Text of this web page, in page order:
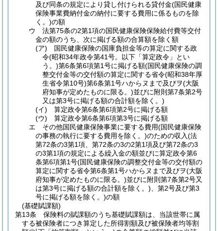
及び同条の規定により貸し付けられる貸付金(国民健康
保険事業費納付金の納付に要する費用に係るものを除
く。)の額
ウ
法第75条の2第1項の国民健康保険保険給付費等交付
金の額のうち、次に掲げる額の合算額を除く額
(ア)
国民健康保険の国庫負担金等の算定に関する政
令(昭和34年政令第41号。以下「算定政令」とい
う。)第6条第6項第1号に掲げる額(国民健康保険の調
整交付金等の交付額の算定に関する省令(昭和38年厚
生省令第10号)第6条第1号ハからヌまで及びヲ(大阪
府知事が定めたものに限る。)並びに附則第7条第2号
又は第3号に掲げる額の合計額を除く。)
(イ)
算定政令第6条第6項第2号に掲げる額
(ウ)
算定政令第6条第6項第3号に掲げる額
エ
その他国民健康保険事業に要する費用(国民健康保険
の事務の執行に要する費用を除く。)のための収入(法
第72条の3第1項、第72条の3の2第1項及び第72条の3
の3第1項の規定による繰入金の額並びに算定政令第6
条第6項第1号(国民健康保険の調整交付金等の交付額の
算定に関する省令第6条第1号ハからヌまで及びヲ(大阪
府知事が定めたものに限る。)並びに附則第7条第2号又
は第3号に掲げる額の合計額を除く。) 、第2号及び第3
号に掲げる額を除く。)の額
(基礎賦課額)
第13条
保険料の賦課額のうち基礎賦課額は、当該世帯に属
する被保険者につき算定した所得割額及び被保険者均等割